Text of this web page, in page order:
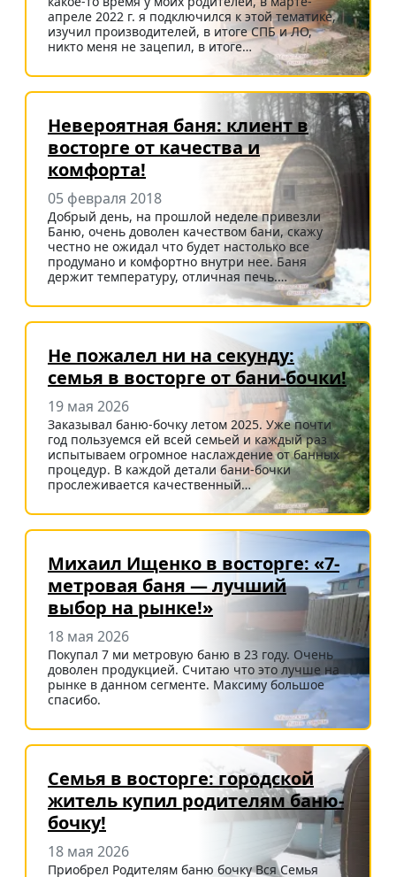
апреле 2022 г. я подключился к этой тематике,
изучил производителей, в итоге СПБ и ЛО,
никто меня не зацепил, в итоге…
Невероятная баня: клиент в
восторге от качества и
комфорта!
05 февраля 2018
Добрый день, на прошлой неделе привезли
Баню, очень доволен качеством бани, скажу
честно не ожидал что будет настолько все
продумано и комфортно внутри нее. Баня
держит температуру, отличная печь.…
Не пожалел ни на секунду:
семья в восторге от бани-бочки!
19 мая 2026
Заказывал баню-бочку летом 2025. Уже почти
год пользуемся ей всей семьей и каждый раз
испытываем огромное наслаждение от банных
процедур. В каждой детали бани-бочки
прослеживается качественный…
Михаил Ищенко в восторге: «7-
метровая баня — лучший
выбор на рынке!»
18 мая 2026
Покупал 7 ми метровую баню в 23 году. Очень
доволен продукцией. Считаю что это лучше на
рынке в данном сегменте. Максиму большое
спасибо.
Семья в восторге: городской
житель купил родителям баню-
бочку!
18 мая 2026
Приобрел Родителям баню бочку Вся Семья